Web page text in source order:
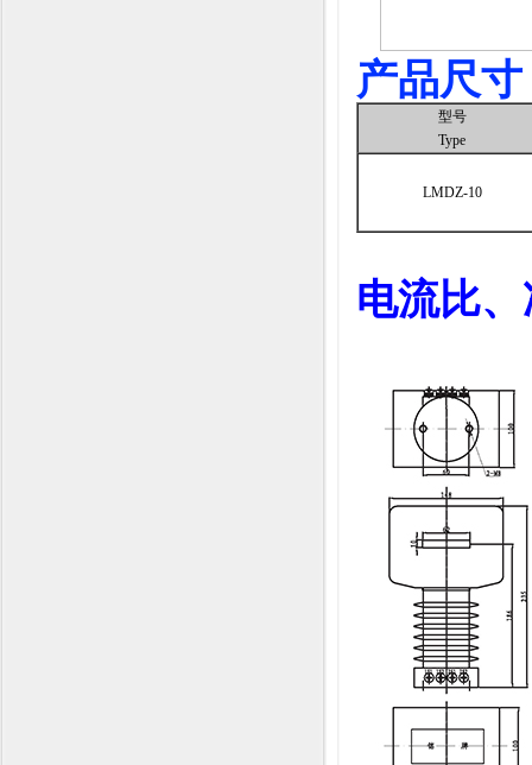
产品尺寸
型号
Type
LMDZ-10
电流比